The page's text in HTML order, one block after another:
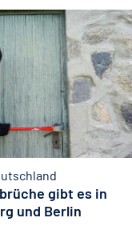
gibt es in
und Berlin